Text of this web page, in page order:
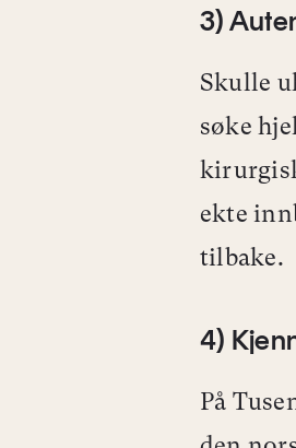
3)
Skulle
søke
ekte
tilbake.
4)
På